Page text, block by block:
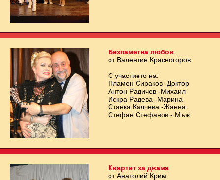
Безпаметна любов
от Валентин Красногоров
С участието на:
Пламен Сираков -Доктор
Антон Радичев -Михаил
Искра Радева -Марина
Станка Калчева -Жанна
Стефан Стефанов - Мъж
Квартет за двама
от Анатолий Крим